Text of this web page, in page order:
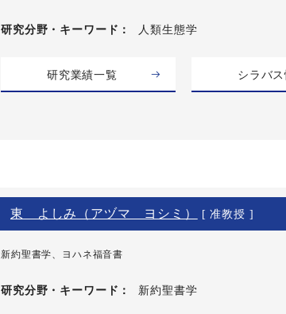
研究分野・ キーワード 人類生態学
研究業績一覧 シラバ
東 よしみ（アヅマ ヨシミ） [ 准教授 ]
新約聖書学、ヨハネ福音書
研究分野・ キーワード 新約聖書学